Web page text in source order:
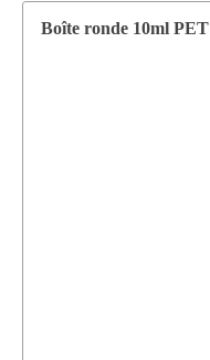
Boîte ronde 10ml PET